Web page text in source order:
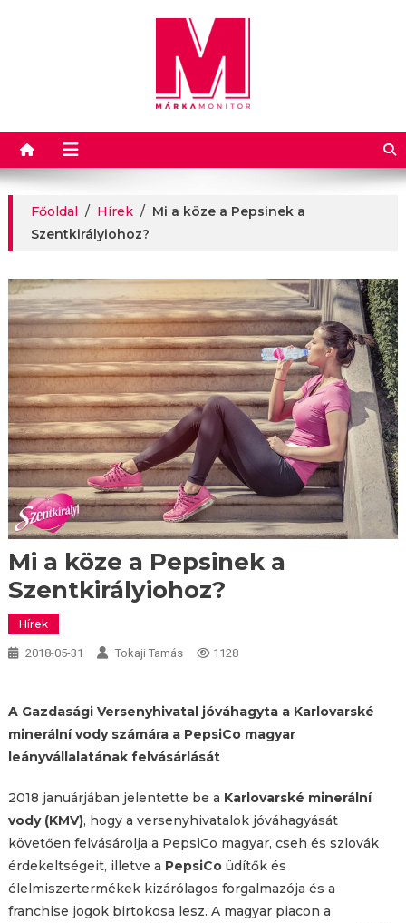
Márkamonitor
Főoldal / Hírek / Mi a köze a Pepsinek a
Szentkirályiohoz?
Mi a köze a Pepsinek a
Szentkirályiohoz?
Hírek
2018-05-31 Tokaji Tamás 1128
A Gazdasági Versenyhivatal jóváhagyta a Karlovarské
minerální vody számára a PepsiCo magyar
leányvállalatának felvásárlását
2018 januárjában jelentette be a Karlovarské minerální
vody (KMV), hogy a versenyhivatalok jóváhagyását
követően felvásárolja a PepsiCo magyar, cseh és szlovák
érdekeltségeit, illetve a PepsiCoüdítők és
élelmiszertermékek kizárólagos forgalmazója és a
franchise jogok birtokosa lesz. A magyar piacon a